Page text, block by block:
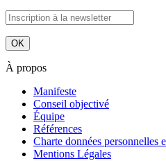
À propos
Manifeste
Conseil objectivé
Équipe
Références
Charte données personnelles
Mentions Légales